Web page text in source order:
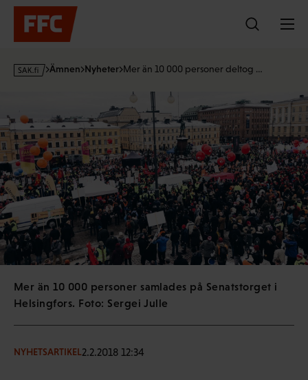
Hoppa
innehållet
s
f
i
Ämnen Nyheter Mer än 10 000 personer deltog …
Mer än 10 000 personer samlades på Senatstorget i
Helsingfors. Foto: Sergei Julle
NYHETSARTIKEL2.2.2018 12:34